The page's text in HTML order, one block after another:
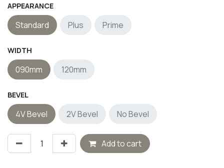
APPEARANCE
Standard Plus Prime
WIDTH
090mm 120mm
BEVEL
4V Bevel 2V Bevel No Bevel
Add to cart